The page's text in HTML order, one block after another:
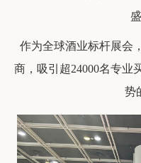
作为全球酒业标杆展会
商，吸引超24000名专业
势